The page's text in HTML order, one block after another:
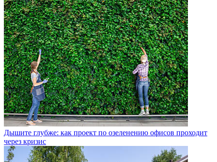
Дышите глубже: как проект по озеленению офисов проходит
через кризис